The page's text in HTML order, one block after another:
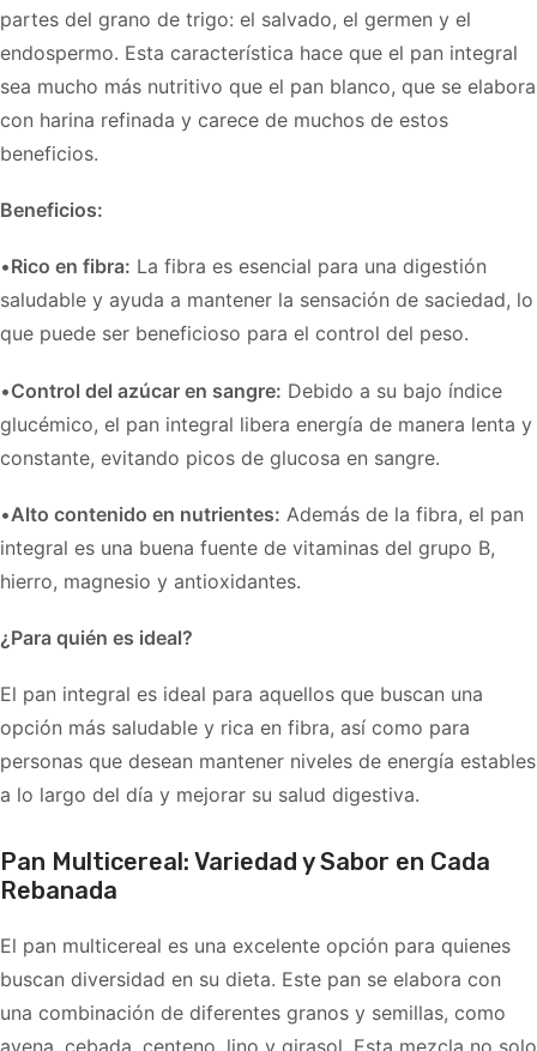
partes del grano de trigo: el salvado, el germen y el
endospermo. Esta característica hace que el pan integral
sea mucho más nutritivo que el pan blanco, que se elabora
con harina refinada y carece de muchos de estos
beneficios.
Beneficios:
•Rico en fibra: La fibra es esencial para una digestión
saludable y ayuda a mantener la sensación de saciedad, lo
que puede ser beneficioso para el control del peso.
•Control del azúcar en sangre: Debido a su bajo índice
glucémico, el pan integral libera energía de manera lenta y
constante, evitando picos de glucosa en sangre.
•Alto contenido en nutrientes: Además de la fibra, el pan
integral es una buena fuente de vitaminas del grupo B,
hierro, magnesio y antioxidantes.
¿Para quién es ideal?
El pan integral es ideal para aquellos que buscan una
opción más saludable y rica en fibra, así como para
personas que desean mantener niveles de energía estables
a lo largo del día y mejorar su salud digestiva.
Pan Multicereal: Variedad y Sabor en Cada
Rebanada
El pan multicereal es una excelente opción para quienes
buscan diversidad en su dieta. Este pan se elabora con
una combinación de diferentes granos y semillas, como